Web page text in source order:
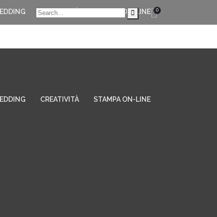
0
CREATIVITÀ STAMPA ON-LINE
CREATIVITÀ STAMPA ON-LINE